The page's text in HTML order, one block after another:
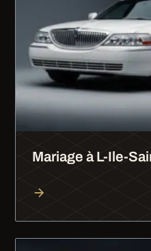
Mariage à L-Ile-